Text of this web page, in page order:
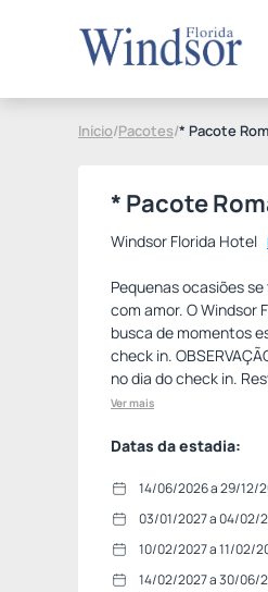
Início/Pacotes/* Pacote
* Pacote
Windsor Florida Hotel
Pequenas ocasiões
com amor. O Windsor
busca de momentos
check in.
no dia do check in.
Ver mais
Datas da estadia:
14/06/2026 a 29/12/
03/01/2027 a 04/02/
10/02/2027 a 11/02/
14/02/2027 a 30/06/